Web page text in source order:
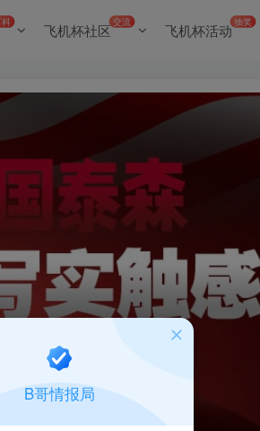
飞机杯社区交流 飞机杯活动抽奖
B哥情报局